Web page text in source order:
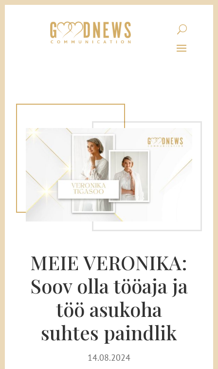
MEIE VERONIKA:
Soov olla tööaja ja
töö asukoha
suhtes paindlik
14.08.2024